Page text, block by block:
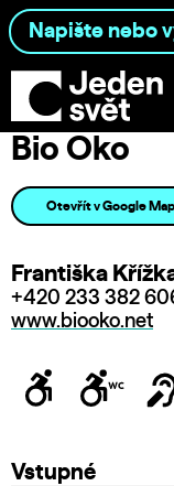
Bio Oko
Otevřít v Google
Františka
+420 233 382
www.biooko.net
Vstupné